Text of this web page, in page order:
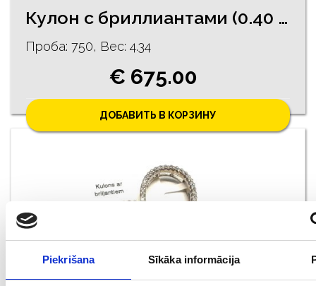
Piekrišana Sīkāka informācija
Кулон с бриллиантами (0.40 ct) и культивированным жемчугом 1173-5763
Проба: 750, Bес: 4.34
€ 675.00
ДОБАВИТЬ В КОРЗИНУ